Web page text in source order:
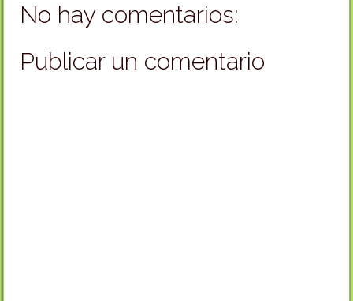
No hay comentarios:
Publicar un comentario